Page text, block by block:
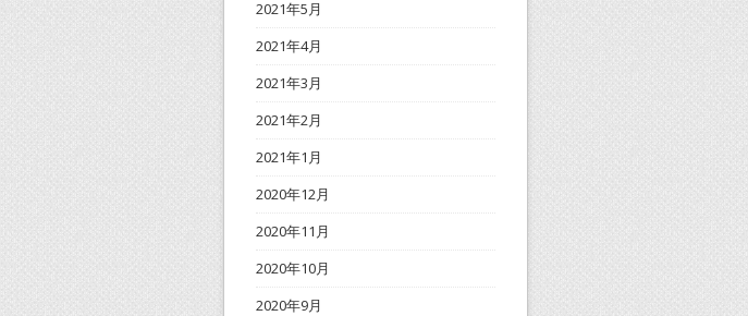
2021年5月
2021年4月
2021年3月
2021年2月
2021年1月
2020年12月
2020年11月
2020年10月
2020年9月